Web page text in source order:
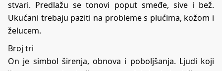
stvari. Predlažu se tonovi poput smeđe, sive i bež.
Ukućani trebaju paziti na probleme s plućima, kožom i
želucem.
Broj tri
On je simbol širenja, obnova i poboljšanja. Ljudi koji